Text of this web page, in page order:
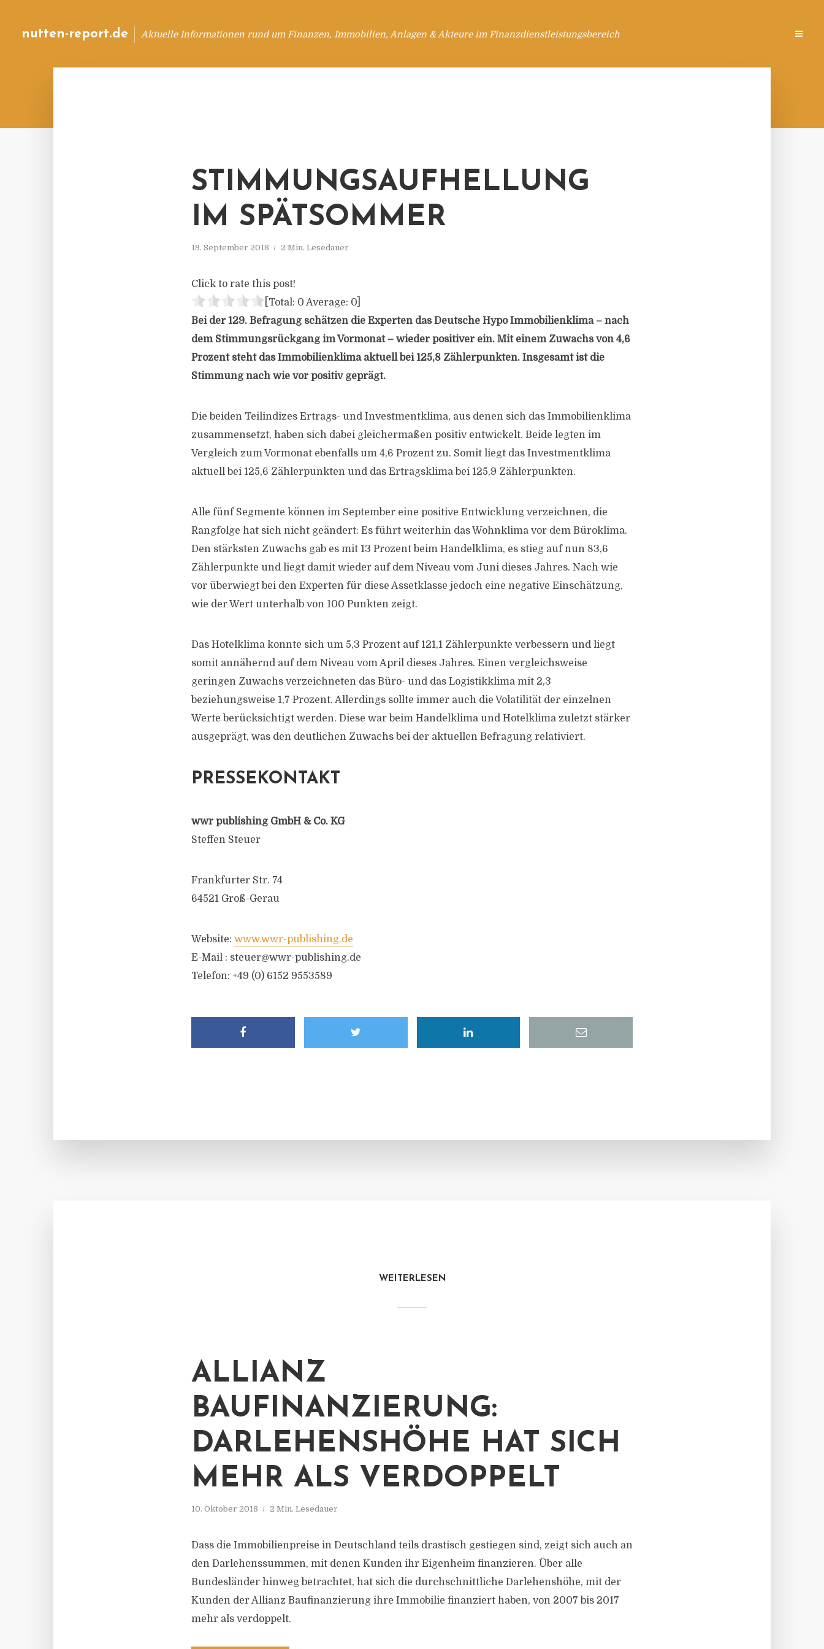
nutten-report.de Aktuelle Informationen rund um Finanzen, Immobilien, Anlagen & Akteure im Finanzdienstleistungsbereich
STIMMUNGSAUFHELLUNG
IM SPÄTSOMMER
19. September 2018 2 Min. Lesedauer
Click to rate this post!
[Total: 0 Average: 0
Bei der 129. Befragung schätzen die Experten das Deutsche Hypo Immobilienklima – nach
dem Stimmungsrückgang im Vormonat – wieder positiver ein. Mit einem Zuwachs von 4,6
Prozent steht das Immobilienklima aktuell bei 125,8 Zählerpunkten. Insgesamt ist die
Stimmung nach wie vor positiv geprägt.
Die beiden Teilindizes Ertrags- und Investmentklima, aus denen sich das Immobilienklima
zusammensetzt, haben sich dabei gleichermaßen positiv entwickelt. Beide legten im
Vergleich zum Vormonat ebenfalls um 4,6 Prozent zu. Somit liegt das Investmentklima
aktuell bei 125,6 Zählerpunkten und das Ertragsklima bei 125,9 Zählerpunkten.
Alle fünf Segmente können im September eine positive Entwicklung verzeichnen, die
Rangfolge hat sich nicht geändert: Es führt weiterhin das Wohnklima vor dem Büroklima.
Den stärksten Zuwachs gab es mit 13 Prozent beim Handelklima, es stieg auf nun 83,6
Zählerpunkte und liegt damit wieder auf dem Niveau vom Juni dieses Jahres. Nach wie
vor überwiegt bei den Experten für diese Assetklasse jedoch eine negative Einschätzung,
wie der Wert unterhalb von 100 Punkten zeigt.
Das Hotelklima konnte sich um 5,3 Prozent auf 121,1 Zählerpunkte verbessern und liegt
somit annähernd auf dem Niveau vom April dieses Jahres. Einen vergleichsweise
geringen Zuwachs verzeichneten das Büro- und das Logistikklima mit 2,3
beziehungsweise 1,7 Prozent. Allerdings sollte immer auch die Volatilität der einzelnen
Werte berücksichtigt werden. Diese war beim Handelklima und Hotelklima zuletzt stärker
ausgeprägt, was den deutlichen Zuwachs bei der aktuellen Befragung relativiert.
PRESSEKONTAKT
wwr publishing GmbH & Co. KG
Steffen Steuer
Frankfurter Str. 74
64521 Groß-Gerau
Website: www.wwr-publishing.de
E-Mail : steuer@wwr-publishing.de
Telefon: +49 (0) 6152 9553589
WEITERLESEN
ALLIANZ
BAUFINANZIERUNG:
DARLEHENSHÖHE HAT SICH
MEHR ALS VERDOPPELT
10. Oktober 2018 2 Min. Lesedauer
Dass die Immobilienpreise in Deutschland teils drastisch gestiegen sind, zeigt sich auch an
den Darlehenssummen, mit denen Kunden ihr Eigenheim finanzieren. Über alle
Bundesländer hinweg betrachtet, hat sich die durchschnittliche Darlehenshöhe, mit der
Kunden der Allianz Baufinanzierung ihre Immobilie finanziert haben, von 2007 bis 2017
mehr als verdoppelt.